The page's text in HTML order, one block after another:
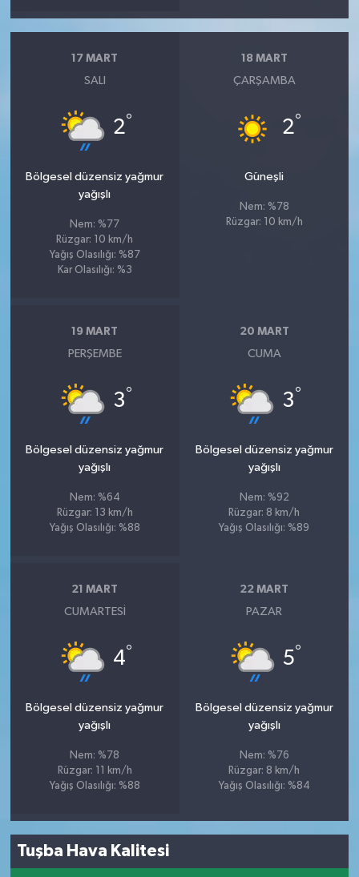
17 MART
SALI
2°
Bölgesel düzensiz yağmur
yağışlı
Nem: %77
Rüzgar: 10 km/h
Yağış Olasılığı: %87
Kar Olasılığı: %3
18 MART
ÇARŞAMBA
2°
Güneşli
Nem: %78
Rüzgar: 10 km/h
19 MART
PERŞEMBE
3°
Bölgesel düzensiz yağmur
yağışlı
Nem: %64
Rüzgar: 13 km/h
Yağış Olasılığı: %88
20 MART
CUMA
3°
Bölgesel düzensiz yağmur
yağışlı
Nem: %92
Rüzgar: 8 km/h
Yağış Olasılığı: %89
21 MART
CUMARTESI
4°
Bölgesel düzensiz yağmur
yağışlı
Nem: %78
Rüzgar: 11 km/h
Yağış Olasılığı: %88
22 MART
PAZAR
5°
Bölgesel düzensiz yağmur
yağışlı
Nem: %76
Rüzgar: 8 km/h
Yağış Olasılığı: %84
Tuşba Hava Kalitesi